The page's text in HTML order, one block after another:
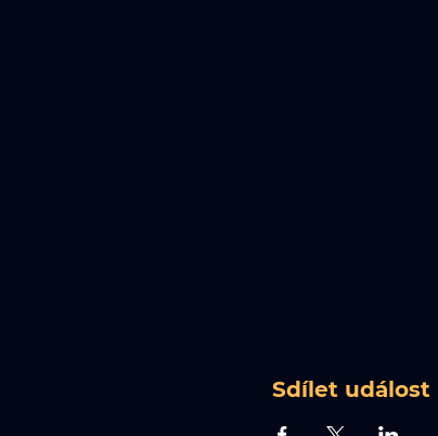
Sdílet událost